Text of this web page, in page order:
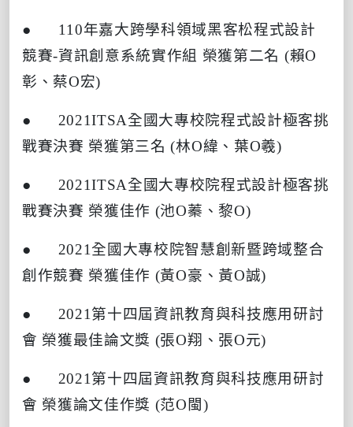
● 110年嘉大跨學科領域黑客松程式設計
競賽-資訊創意系統實作組 榮獲第二名 (賴O
彰、蔡O宏)
● 2021ITSA全國大專校院程式設計極客挑
戰賽決賽 榮獲第三名 (林O緯、葉O羲)
● 2021ITSA全國大專校院程式設計極客挑
戰賽決賽 榮獲佳作 (池O蓁、黎O)
● 2021 全國大專校院智慧創新暨跨域整合
創作競賽 榮獲佳作 (黃O豪、黃O誠)
● 2021 第十四屆資訊教育與科技應用研討
會 榮獲最佳論文獎 (張O翔、張O元)
● 2021 第十四屆資訊教育與科技應用研討
會 榮獲論文佳作獎 (范O 閩)